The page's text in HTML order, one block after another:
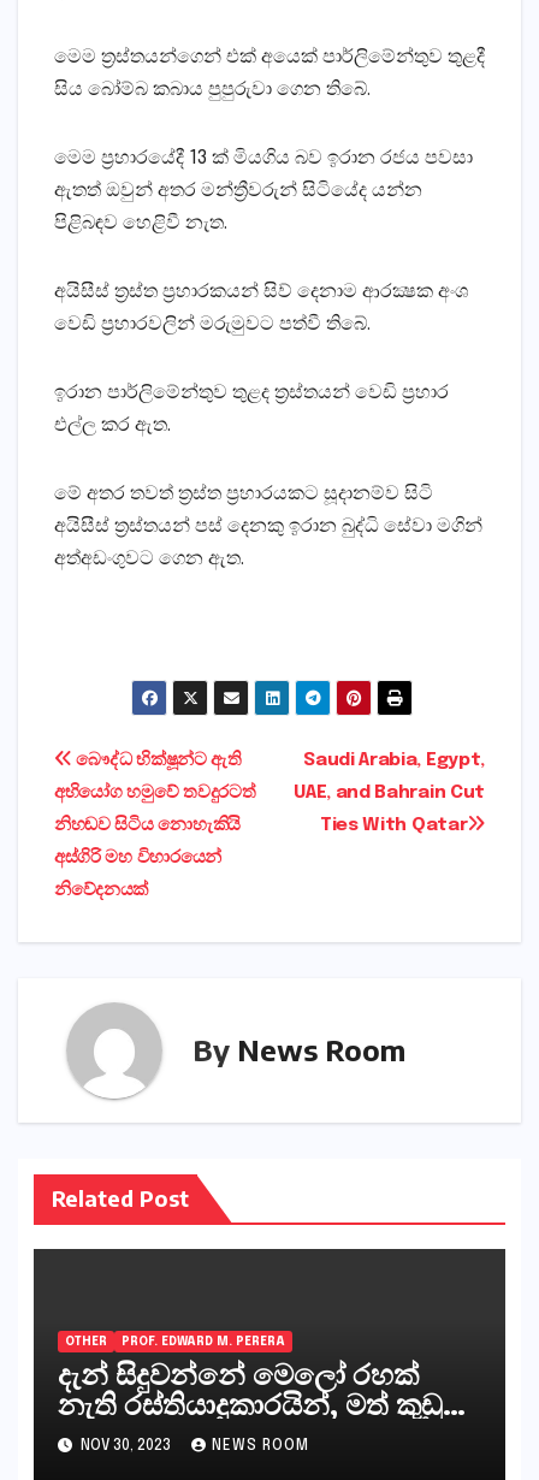
මෙම ත්‍රස්‌තයන්ගෙන් එක්‌ අයෙක්‌ පාර්ලිමේන්තුව තුළදී
සිය බෝම්බ කබාය පුපුරුවා ගෙන තිබේ.
මෙම ප්‍රහාරයේදී 13 ක්‌ මියගිය බව ඉරාන රජය පවසා
ඇතත් ඔවුන් අතර මන්ත්‍රීවරුන් සිටියේද යන්න
පිළිබඳව හෙළිවී නැත.
අයිසීස්‌ ත්‍රස්‌ත ප්‍රහාරකයන් සිව් දෙනාම ආරක්‍ෂක අංශ
වෙඩි ප්‍රහාරවලින් මරුමුවට පත්වී තිබේ.
ඉරාන පාර්ලිමේන්තුව තුළද ත්‍රස්‌තයන් වෙඩි ප්‍රහාර
එල්ල කර ඇත.
මේ අතර තවත් ත්‍රස්‌ත ප්‍රහාරයකට සූදානම්ව සිටි
අයිසීස්‌ ත්‍රස්‌තයන් පස්‌ දෙනකු ඉරාන බුද්ධි සේවා මගින්
අත්අඩංගුවට ගෙන ඇත.
Post
navigation
Saudi Arabia, Egypt,
UAE, and Bahrain Cut
Ties With Qatar
බෞද්ධ භික්‌ෂූන්ට ඇති
අභියෝග හමුවේ තවදුරටත්
නිහඬව සිටිය නොහැකියි
අස්‌ගිරි මහ විහාරයෙන්
නිවේදනයක්‌
By News Room
Related Post
OTHER PROF. EDWARD M. PERERA
දැන් සිදුවන්නේ මෙලෝ රහක්
නැති රස්තියාදුකාරයින්, මත් කුඩු
ගෙන්වන්නන් සහ අලෙවි
කරන්නන්,කැලෑපාළුවන්, මහජන
NOV 30, 2023 NEWS ROOM